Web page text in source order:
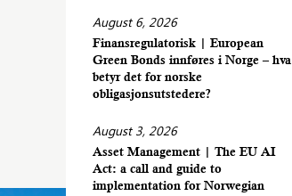
August 6, 2026
Finansregulatorisk | European
Green Bonds innføres i Norge – hva
betyr det for norske
obligasjonsutstedere?
August 3, 2026
Asset Management | The EU AI
Act: a call and guide to
implementation for Norwegian